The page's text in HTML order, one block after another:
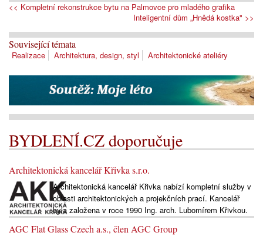
<< Kompletní rekonstrukce bytu na Palmovce pro mladého grafika
Inteligentní dům „Hnědá kostka" >>
Související témata
Realizace Architektura, design, styl Architektonické ateliéry
BYDLENÍ.CZ doporučuje
Architektonická kancelář Křivka s.r.o.
Architektonická kancelář Křivka nabízí kompletní služby v
oblasti architektonických a projekčních prací. Kancelář
byla založena v roce 1990 Ing. arch. Lubomírem Křivkou.
AGC Flat Glass Czech a.s., člen AGC Group